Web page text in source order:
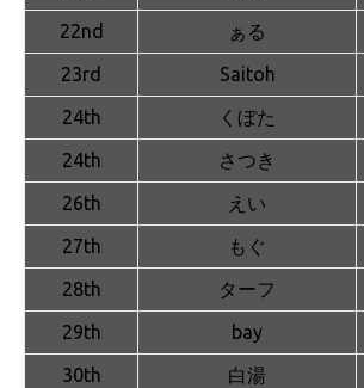
22nd
ぁる
23rd
Saitoh
24th
くぼた
24th
さつき
26th
えい
27th
もぐ
28th
ターフ
29th
bay
30th
白湯